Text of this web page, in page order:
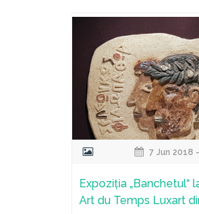
7 Jun 2018
Expoziția „Banchetul“
Art du Temps Luxart